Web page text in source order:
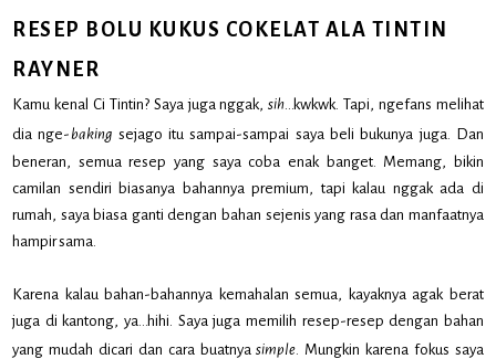
RESEP BOLU KUKUS COKELAT ALA TINTIN
RAYNER
Kamu kenal Ci Tintin? Saya juga nggak,sih …kwkwk. Tapi, ngefans melihat
dia nge-baking sejago itu sampai-sampai saya beli bukunya juga. Dan
beneran, semua resep yang saya coba enak banget. Memang, bikin
camilan sendiri biasanya bahannya premium, tapi kalau nggak ada di
rumah, saya biasa ganti dengan bahan sejenis yang rasa dan manfaatnya
hampir sama.
Karena kalau bahan-bahannya kemahalan semua, kayaknya agak berat
juga di kantong, ya…hihi. Saya juga memilih resep-resep dengan bahan
yang mudah dicari dan cara buatnyasimple . Mungkin karena fokus saya